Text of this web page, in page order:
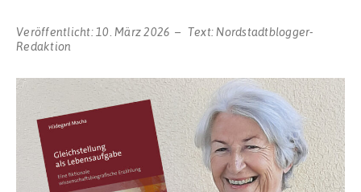
Veröffentlicht: 10. März 2026 Text: Nordstadtblogger-
Redaktion